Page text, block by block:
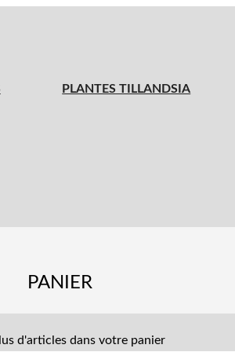
PLANTES TILLANDSIA
PANIER
d'articles dans votre panier